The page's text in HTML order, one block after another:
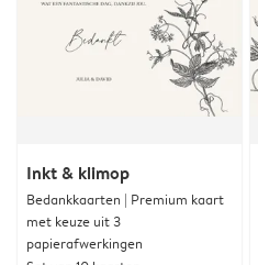
Inkt & klimop
Bedankkaarten | Premium kaart
met keuze uit 3
papierafwerkingen